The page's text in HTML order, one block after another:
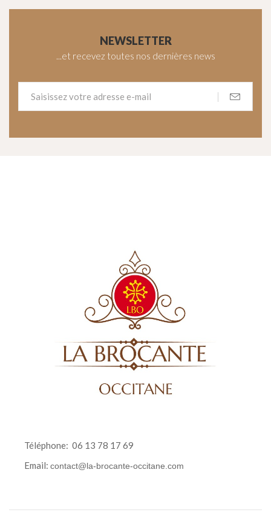
NEWSLETTER
...et recevez toutes nos dernières news
Téléphone: 06 13 78 17 69
Email: contact@la-brocante-occitane.com